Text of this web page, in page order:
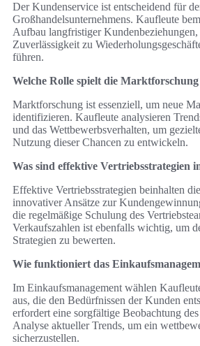
Der Kundenservice ist entscheidend für
Großhandelsunternehmens. Kaufleute
Aufbau langfristiger Kundenbeziehungen,
Zuverlässigkeit zu
führen.
Welche Rolle spielt die
Marktforschung ist essenziell, um neue
identifizieren. Kaufleute analysieren
und das Wettbewerbsverhalten, um
Nutzung dieser Chancen zu entwickeln.
Was sind effektive Vertriebsstrategien
Effektive Vertriebsstrategien beinhalten
innovativer Ansätze zur
die regelmäßige Schulung des
Verkaufszahlen ist ebenfalls wichtig, um
Strategien zu bewerten.
Wie funktioniert das
Im Einkaufsmanagement wählen
aus, die den Bedürfnissen der Kunden
erfordert eine sorgfältige Beobachtung
Analyse aktueller Trends, um ein
sicherzustellen.